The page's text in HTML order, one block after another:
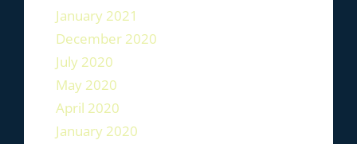
January 2021
December 2020
July 2020
May 2020
April 2020
January 2020